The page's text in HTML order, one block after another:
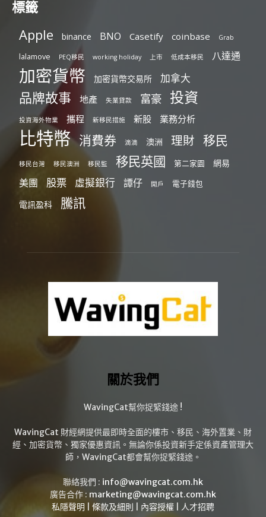
標籤
Apple binance BNO Casetify coinbase Grab
lalamove PEQ移民 working holiday 上市 低成本移民 八達通
加密貨幣 加密貨幣交易所 加拿大
品牌故事 地產 失業貸款 富豪 投資
投資海外物業 攜程 新移民措施 新股 業務分析
比特幣 消費券 滴滴 澳洲 理財 移民
移民台灣 移民澳洲 移民監 移民英國 第二家園 網易
美團 股票 虛擬銀行 譚仔 開戶 電子錢包
電訊盈科 騰訊
關於我們
WavingCat幫你捉緊錢途 !
WavingCat 財經網提供最即時全面的樓市、移民、海外置業、財
經、加密貨幣、獨家優惠資訊。無論你係投資新手定係資產管理大
師，WavingCat都會幫你捉緊錢途。
聯絡我們 : info@wavingcat.com.hk
廣告合作 : marketing@wavingcat.com.hk
私隱聲明
條款及細則 內容授權 人才招聘